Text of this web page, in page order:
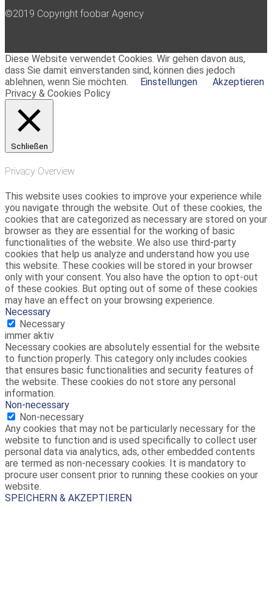
©2019 Copyright foobar Agency
Diese Website verwendet Cookies. Wir gehen davon aus,
dass Sie damit einverstanden sind, können dies jedoch
ablehnen, wenn Sie möchten.
Einstellungen
Akzeptieren
Privacy & Cookies Policy
Schließen
Privacy Overview
This website uses cookies to improve your experience while
you navigate through the website. Out of these cookies, the
cookies that are categorized as necessary are stored on your
browser as they are essential for the working of basic
functionalities of the website. We also use third-party
cookies that help us analyze and understand how you use
this website. These cookies will be stored in your browser
only with your consent. You also have the option to opt-out
of these cookies. But opting out of some of these cookies
may have an effect on your browsing experience.
Necessary
Necessary
immer aktiv
Necessary cookies are absolutely essential for the website
to function properly. This category only includes cookies
that ensures basic functionalities and security features of
the website. These cookies do not store any personal
information.
Non-necessary
Non-necessary
Any cookies that may not be particularly necessary for the
website to function and is used specifically to collect user
personal data via analytics, ads, other embedded contents
are termed as non-necessary cookies. It is mandatory to
procure user consent prior to running these cookies on your
website.
SPEICHERN & AKZEPTIEREN